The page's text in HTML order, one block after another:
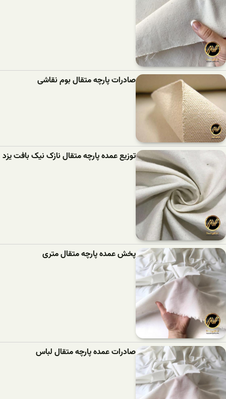
صادرات پارچه متقال بوم نقاشی
توزیع عمده پارچه متقال نازک نیک بافت یزد
پخش عمده پارچه متقال متری
صادرات عمده پارچه متقال لباس